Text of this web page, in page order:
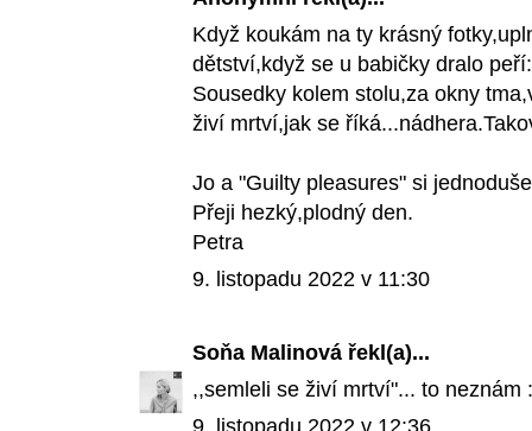
Když koukám na ty krásný
dětství,když se u babičky dralo
Sousedky kolem stolu,za okny
živí mrtví,jak se
Jo a "Guilty pleasures" si
Přeji hezký,plodný den.
Petra
9. listopadu 2022 v 11:30
Soňa Malinová řekl(a)...
,,semleli se živí mrtví"... to neznám
9. listopadu 2022 v 12:36